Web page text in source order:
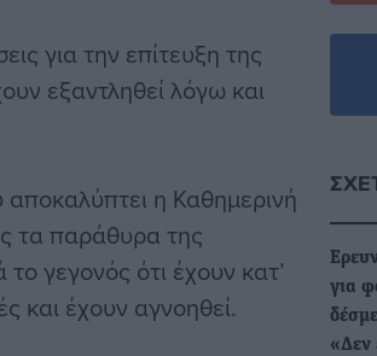
για την επίτευξη της
εξαντληθεί λόγω και
η Καθημερινή
τα παράθυρα της
γεγονός ότι έχουν κατ’
και έχουν αγνοηθεί.
για
«Δεν